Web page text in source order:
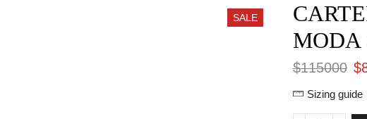
SALE
MODA
$115000 El
$
Sizing guide